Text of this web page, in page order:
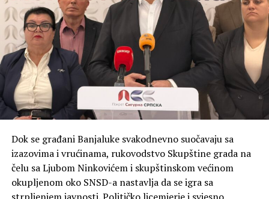
Dok se građani Banjaluke svakodnevno suočavaju sa
izazovima i vrućinama, rukovodstvo Skupštine grada na
čelu sa Ljubom Ninkovićem i skupštinskom većinom
okupljenom oko SNSD-a nastavlja da se igra sa